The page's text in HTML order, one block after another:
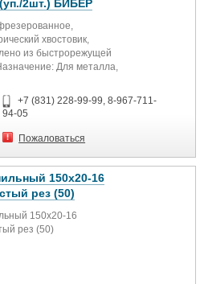
2шт.) БИБЕР
хвостовик,
из быстрорежущей
Для металла,
+7 (831) 228-99-99, 8-967-711-
94-05
Пожаловаться
150х20-16
рез (50)
150х20-16
рез (50)